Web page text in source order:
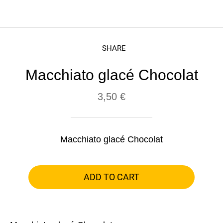
SHARE
Macchiato glacé Chocolat
3,50 €
Macchiato glacé Chocolat
ADD TO CART